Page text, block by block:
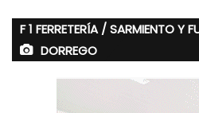
F 1 FERRETERÍA / SARMIENTO Y
DORREGO